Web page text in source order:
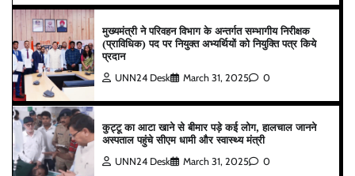
मुख्यमंत्री ने परिवहन विभाग के अन्तर्गत सम्भागीय निरीक्षक
(प्राविधिक) पद पर नियुक्त अभ्यर्थियों को नियुक्ति पत्र किये
प्रदान
UNN24 Desk March 31, 2025 0
कुट्टू का आटा खाने से बीमार पड़े कई लोग, हालचाल जानने
अस्पताल पहुंचे सीएम धामी और स्वास्थ्य मंत्री
UNN24 Desk March 31, 2025 0